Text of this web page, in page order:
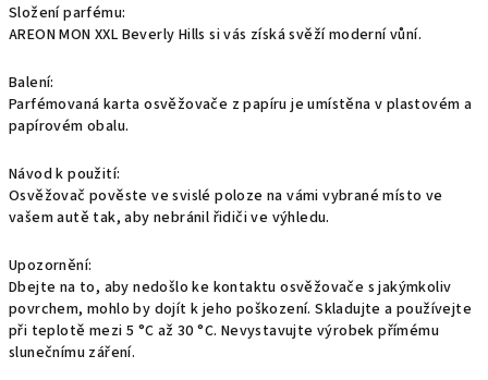
Složení parfému:
AREON MON XXL Beverly Hills si vás získá svěží moderní vůní.
Balení:
Parfémovaná karta osvěžovače z papíru je umístěna v plastovém a
papírovém obalu.
Návod k použití:
Osvěžovač pověste ve svislé poloze na vámi vybrané místo ve
vašem autě tak, aby nebránil řidiči ve výhledu.
Upozornění:
Dbejte na to, aby nedošlo ke kontaktu osvěžovače s jakýmkoliv
povrchem, mohlo by dojít k jeho poškození. Skladujte a používejte
při teplotě mezi 5 °C až 30 °C. Nevystavujte výrobek přímému
slunečnímu záření.